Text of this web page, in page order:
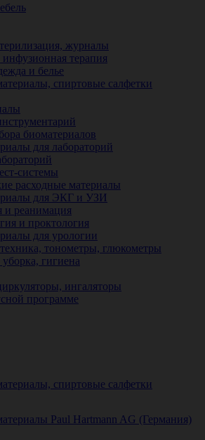
журналы
терапия
и белье
спиртовые салфетки
биоматериалов
для лабораторий
системы
расходные материалы
для ЭКГ и УЗИ
и реанимация
и проктология
для урологии
тонометры, глюкометры
гигиена
ингаляторы
программе
спиртовые салфетки
Paul Hartmann AG (Германия)